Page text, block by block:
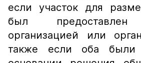
если участок для
был предоставлен
организацией или
также если оба были